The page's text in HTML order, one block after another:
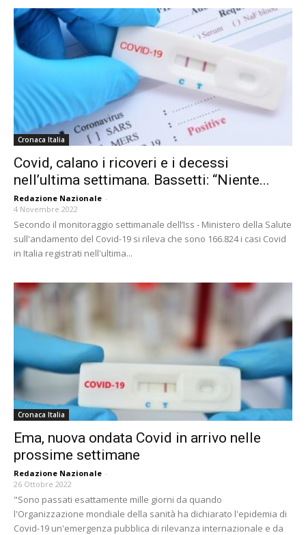
Cronaca Italia
Covid, calano i ricoveri e i decessi
nell’ultima settimana. Bassetti: “Niente...
Redazione Nazionale -
4 Novembre 2022
Secondo il monitoraggio settimanale dell’Iss - Ministero della Salute
sull'andamento del Covid-19 si rileva che sono 166.824 i casi Covid
in Italia registrati nell'ultima...
Cronaca Italia
Ema, nuova ondata Covid in arrivo nelle
prossime settimane
Redazione Nazionale -
26 Ottobre 2022
"Sono passati esattamente mille giorni da quando
l'Organizzazione mondiale della sanità ha dichiarato l'epidemia di
Covid-19 un'emergenza pubblica di rilevanza internazionale e da